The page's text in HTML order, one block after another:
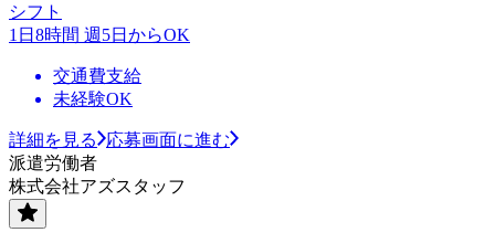
シフト
1日8時間 週5日からOK
交通費支給
未経験OK
詳細を見る
応募画面に進む
派遣労働者
株式会社アズスタッフ